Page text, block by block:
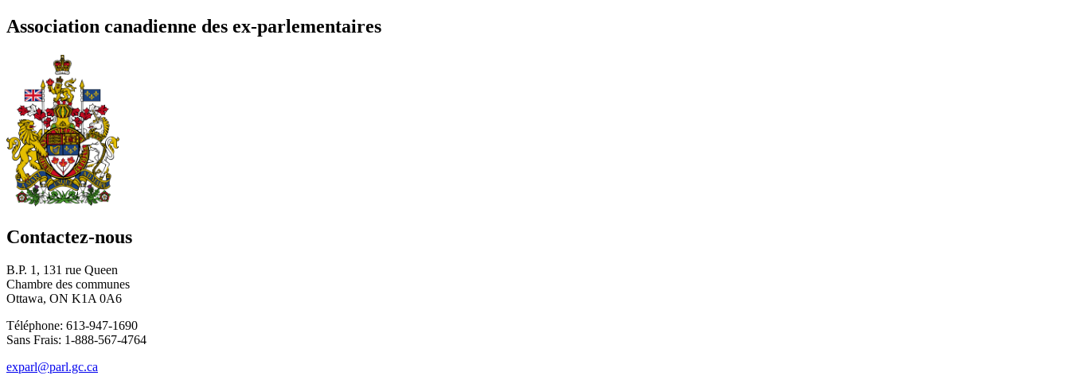
Association canadienne des ex-parlementaires
Contactez-nous
B.P. 1, 131 rue Queen
Chambre des communes
Ottawa, ON K1A 0A6
Téléphone: 613-947-1690
Sans Frais: 1-888-567-4764
exparl@parl.gc.ca